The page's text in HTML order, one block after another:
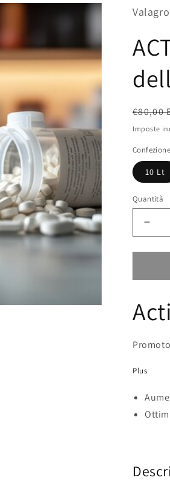
Valagro
Prezzo
di
listino
€80,00
Imposte
Confezione
10 Lt
Quantità
per
-
Plus